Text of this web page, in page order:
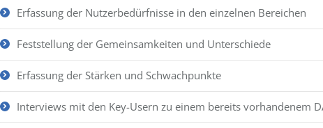
Erfassung der Nutzerbedürfnisse in den einzelnen Bereichen
Feststellung der Gemeinsamkeiten und Unterschiede
Erfassung der Stärken und Schwachpunkte
Interviews mit den Key-Usern zu einem bereits vorhandenem